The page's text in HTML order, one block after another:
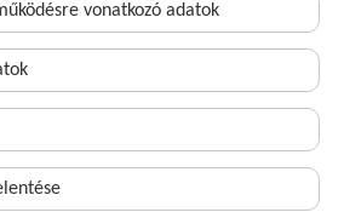
vonatkozó adatok